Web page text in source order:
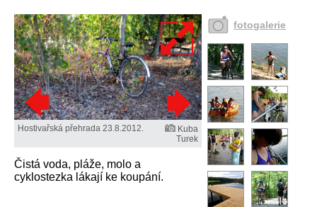
Hostivařská přehrada 23.8.2012.
Kuba
Turek
Čistá voda, pláže, molo a
cyklostezka lákají ke koupání.
fotogalerie